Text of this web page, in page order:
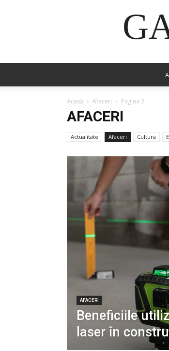
Acasă Afaceri Pagina 2
AFACERI
Actualitate Afaceri Cultura
AFACERI
Beneficiile
laser în